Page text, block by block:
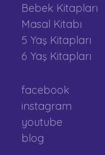
Bebek Kitapları
Masal Kitabı
5 Yaş Kitapları
6 Yaş Kitapları
facebook
instagram
youtube
blog